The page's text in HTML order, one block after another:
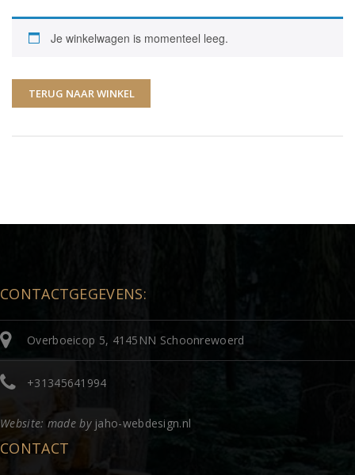
Je winkelwagen is momenteel leeg.
TERUG NAAR WINKEL
CONTACTGEGEVENS:
Overboeicop 5, 4145NN Schoonrewoerd
+31345641994
Website: made by jaho-webdesign.nl
CONTACT